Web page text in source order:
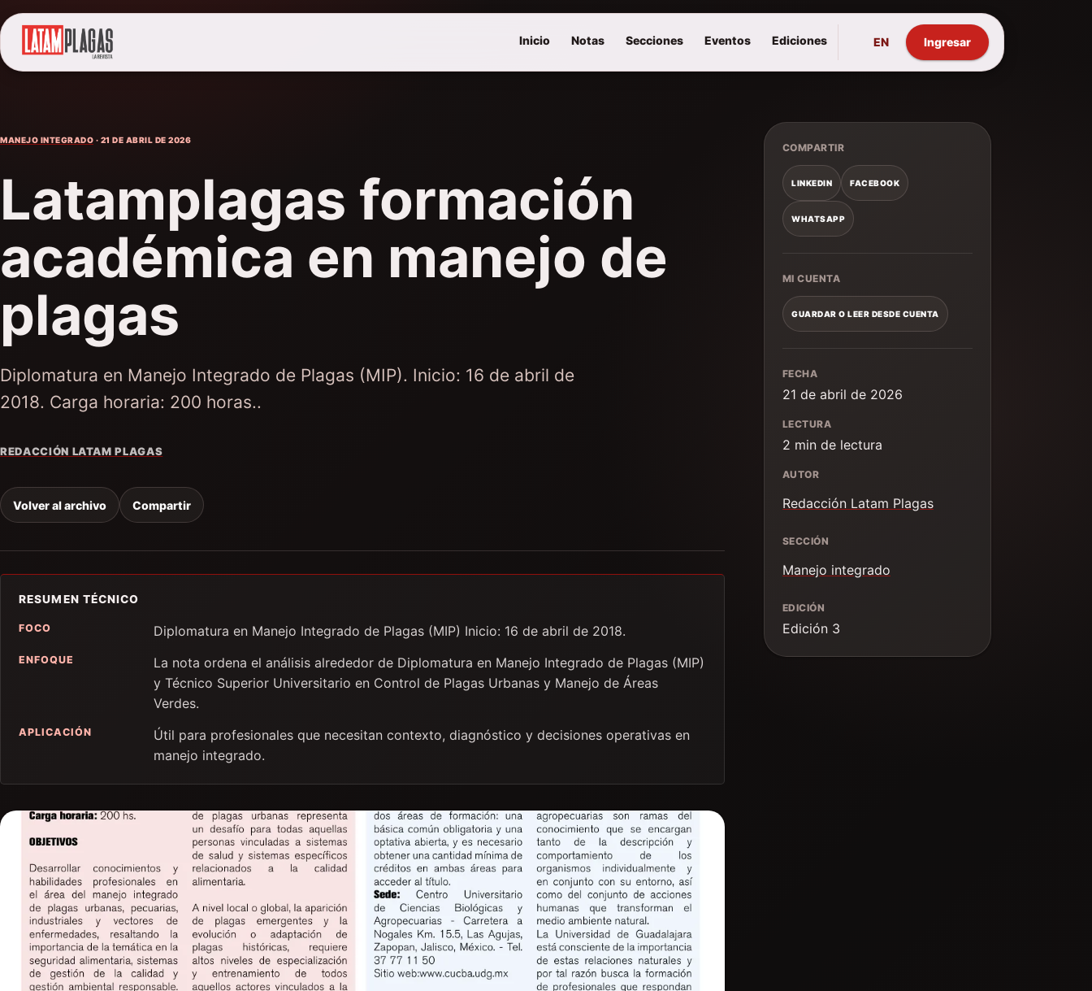
Inicio Notas Secciones Eventos Ediciones EN Ingresar
MANEJO INTEGRADO · 21 DE ABRIL DE 2026
Latamplagas formación
académica en manejo de
plagas
Diplomatura en Manejo Integrado de Plagas (MIP). Inicio: 16 de abril de
2018. Carga horaria: 200 horas..
REDACCIÓN LATAM PLAGAS
Volver al archivo Compartir
RESUMEN TÉCNICO
FOCO Diplomatura en Manejo Integrado de Plagas (MIP) Inicio: 16 de abril de 2018.
ENFOQUE
La nota ordena el análisis alrededor de Diplomatura en Manejo Integrado de Plagas (MIP)
y Técnico Superior Universitario en Control de Plagas Urbanas y Manejo de Áreas
Verdes.
APLICACIÓN
Útil para profesionales que necesitan contexto, diagnóstico y decisiones operativas en
manejo integrado.
COMPARTIR
LINKEDIN FACEBOOK
WHATSAPP
MI CUENTA
GUARDAR O LEER DESDE CUENTA
FECHA
21 de abril de 2026
LECTURA
2 min de lectura
AUTOR
Redacción Latam Plagas
SECCIÓN
Manejo integrado
EDICIÓN
Edición 3